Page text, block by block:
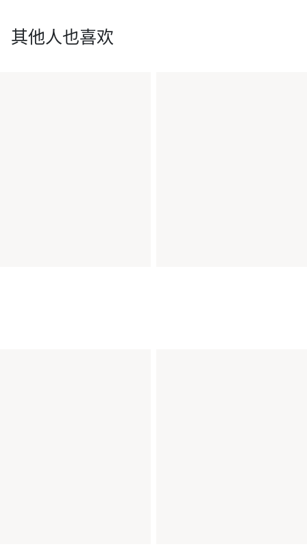
其他人也喜欢